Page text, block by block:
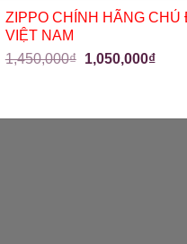
ZIPPO CHÍNH HÃNG CHỦ
VIỆT NAM
1,450,000₫ 1,050,000₫